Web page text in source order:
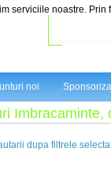
serviciile noastre.
noi
Imbracaminte,
dupa filtrele